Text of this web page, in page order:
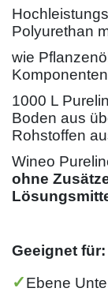
Polyurethan
wie
1000 L
Boden aus
Rohstoffen
Wineo
ohne
Geeignet für:
✓Ebene